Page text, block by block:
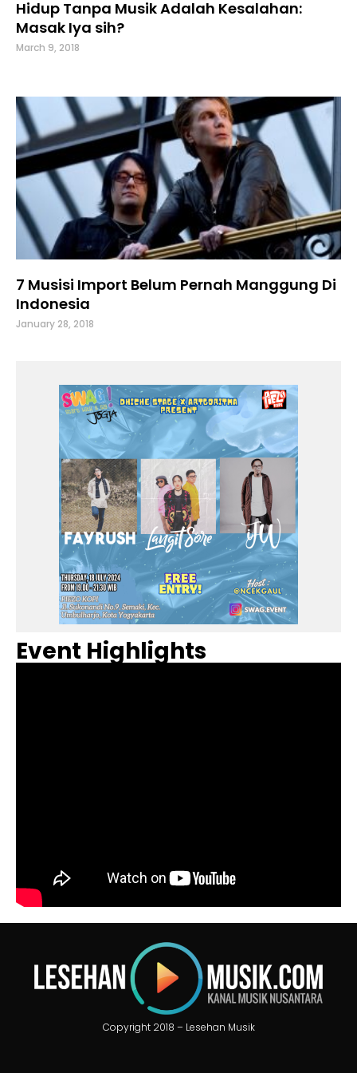
Hidup Tanpa Musik Adalah Kesalahan:
Masak Iya sih?
March 9, 2018
7 Musisi Import Belum Pernah Manggung Di
Indonesia
January 28, 2018
Event Highlights
Copyright 2018 – Lesehan Musik